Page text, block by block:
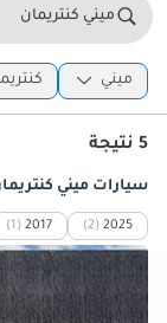
ميني كنتريمان
ميني
5 نتيجة
سيارات ميني
2025
(2)
2017
(1)